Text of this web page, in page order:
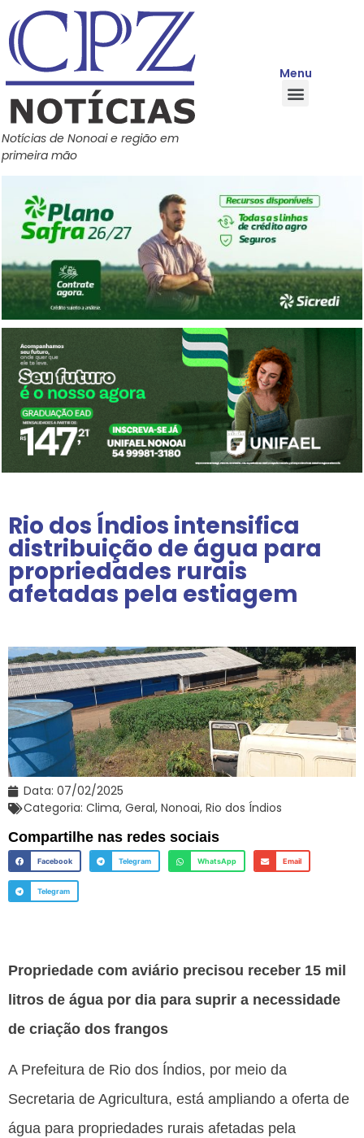
Notícias de Nonoai e região em
primeira mão
Menu
Rio dos Índios intensifica
distribuição de água para
propriedades rurais
afetadas pela estiagem
Data: 07/02/2025
Categoria: Clima, Geral, Nonoai, Rio dos Índios
Compartilhe nas redes sociais
Facebook Telegram WhatsApp Email
Telegram
Propriedade com aviário precisou receber 15 mil
litros de água por dia para suprir a necessidade
de criação dos frangos
A Prefeitura de Rio dos Índios, por meio da
Secretaria de Agricultura, está ampliando a oferta de
água para propriedades rurais afetadas pela